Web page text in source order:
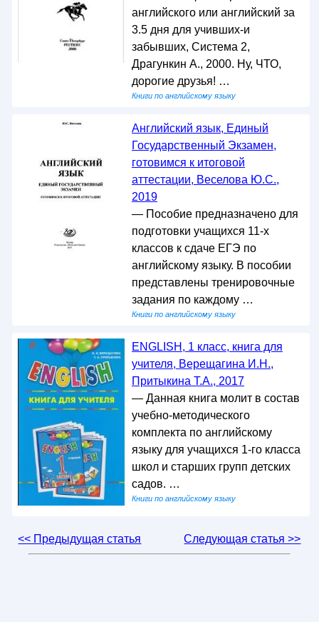
английского или английский за
3.5 дня для учивших-и
забывших, Система 2,
Драгункин А., 2000. Ну, ЧТО,
дорогие друзья! …
Книги по английскому языку
Английский язык, Единый
Государственный Экзамен,
готовимся к итоговой
аттестации, Веселова Ю.С.,
2019
— Пособие предназначено для
подготовки учащихся 11-х
классов к сдаче ЕГЭ по
английскому языку. В пособии
представлены тренировочные
задания по каждому …
Книги по английскому языку
ENGLISH, 1 класс, книга для
учителя, Верещагина И.Н.,
Притыкина Т.А., 2017
— Данная книга молит в состав
учебно-методического
комплекта по английскому
языку для учащихся 1-го класса
школ и старших групп детских
садов. …
Книги по английскому языку
<< Предыдущая статья Следующая статья >>